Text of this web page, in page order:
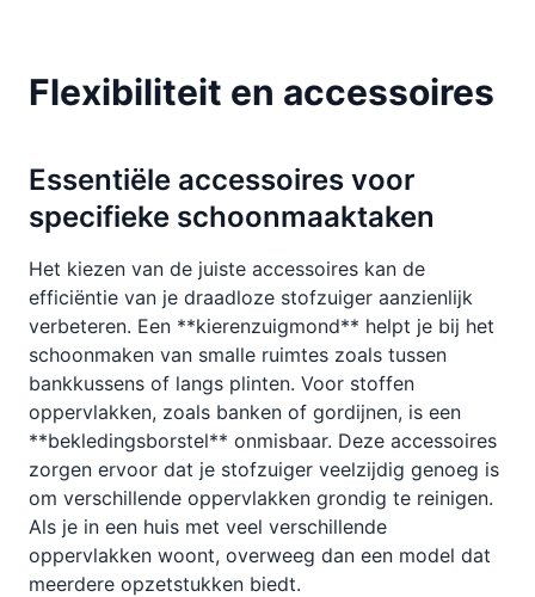
Flexibiliteit en accessoires
Essentiële accessoires voor
specifieke schoonmaaktaken
Het kiezen van de juiste accessoires kan de
efficiëntie van je draadloze stofzuiger aanzienlijk
verbeteren. Een **kierenzuigmond** helpt je bij het
schoonmaken van smalle ruimtes zoals tussen
bankkussens of langs plinten. Voor stoffen
oppervlakken, zoals banken of gordijnen, is een
**bekledingsborstel** onmisbaar. Deze accessoires
zorgen ervoor dat je stofzuiger veelzijdig genoeg is
om verschillende oppervlakken grondig te reinigen.
Als je in een huis met veel verschillende
oppervlakken woont, overweeg dan een model dat
meerdere opzetstukken biedt.